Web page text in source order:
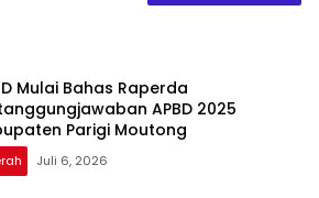
Mulai Bahas Raperda
APBD 2025
Parigi Moutong
Juli 6, 2026